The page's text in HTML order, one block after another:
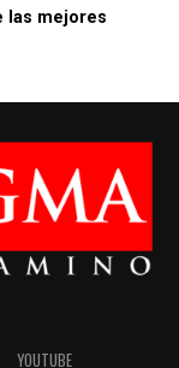
las mejores
YOUTUBE